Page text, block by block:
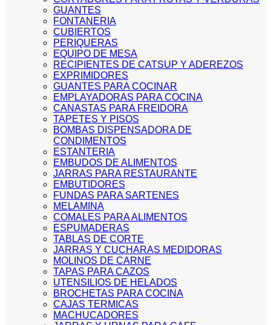
GUANTES
FONTANERIA
CUBIERTOS
PERIQUERAS
EQUIPO DE MESA
RECIPIENTES DE CATSUP Y ADEREZOS
EXPRIMIDORES
GUANTES PARA COCINAR
EMPLAYADORAS PARA COCINA
CANASTAS PARA FREIDORA
TAPETES Y PISOS
BOMBAS DISPENSADORA DE
CONDIMENTOS
ESTANTERIA
EMBUDOS DE ALIMENTOS
JARRAS PARA RESTAURANTE
EMBUTIDORES
FUNDAS PARA SARTENES
MELAMINA
COMALES PARA ALIMENTOS
ESPUMADERAS
TABLAS DE CORTE
JARRAS Y CUCHARAS MEDIDORAS
MOLINOS DE CARNE
TAPAS PARA CAZOS
UTENSILIOS DE HELADOS
BROCHETAS PARA COCINA
CAJAS TERMICAS
MACHUCADORES